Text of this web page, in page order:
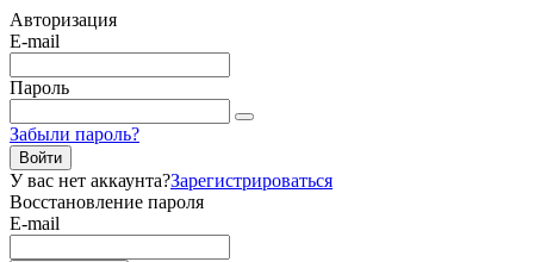
Авторизация
E-mail
Пароль
Забыли пароль?
Войти
У вас нет аккаунта?Зарегистрироваться
Восстановление пароля
E-mail